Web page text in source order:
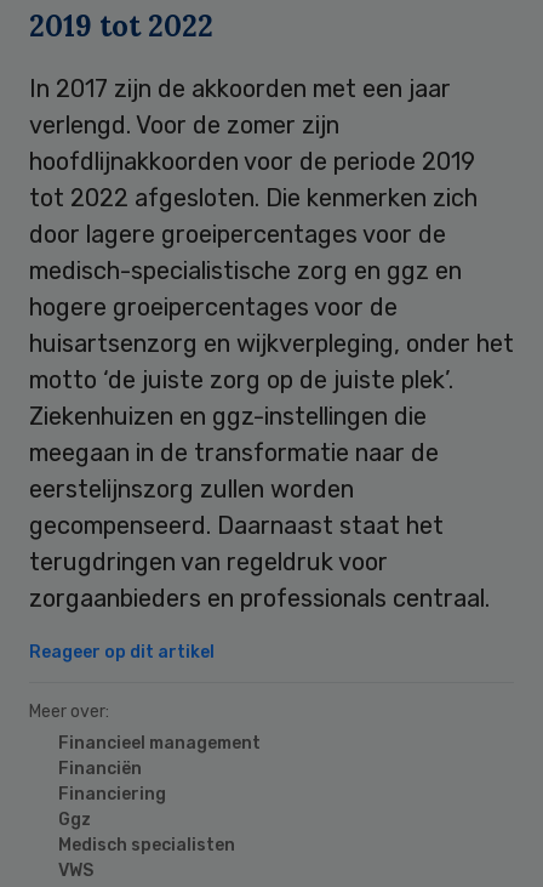
2019 tot 2022
In 2017 zijn de akkoorden met een jaar
verlengd. Voor de zomer zijn
hoofdlijnakkoorden voor de periode 2019
tot 2022 afgesloten. Die kenmerken zich
door lagere groeipercentages voor de
medisch-specialistische zorg en ggz en
hogere groeipercentages voor de
huisartsenzorg en wijkverpleging, onder het
motto ‘de juiste zorg op de juiste plek’.
Ziekenhuizen en ggz-instellingen die
meegaan in de transformatie naar de
eerstelijnszorg zullen worden
gecompenseerd. Daarnaast staat het
terugdringen van regeldruk voor
zorgaanbieders en professionals centraal.
Reageer op dit artikel
Meer over:
Financieel management
Financiën
Financiering
Ggz
Medisch specialisten
VWS